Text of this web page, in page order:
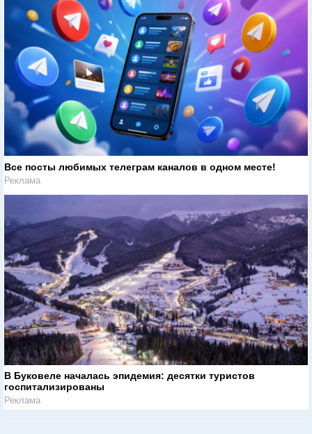
Все посты любимых телеграм каналов в одном месте!
Реклама
В Буковеле началась эпидемия: десятки туристов
госпитализированы
Реклама